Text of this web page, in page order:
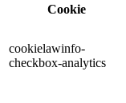
Cookie
cookielawinfo-
checkbox-analytics